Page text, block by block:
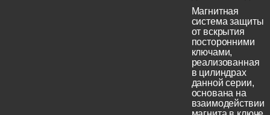
Магнитная
система защиты
от вскрытия
посторонними
ключами,
реализованная
в цилиндрах
данной серии,
основана на
взаимодействии